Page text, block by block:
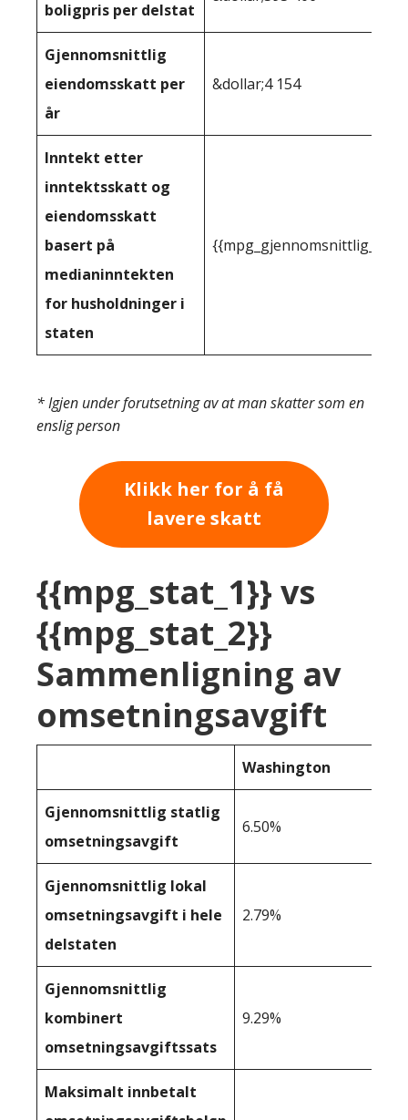
boligpris per delstat
Gjennomsnittlig
eiendomsskatt per
år
&dollar;4 154
Inntekt etter
inntektsskatt og
eiendomsskatt
basert på
medianinntekten
for husholdninger i
staten
* Igjen under forutsetning av at man skatter som en
enslig person
Klikk her for å få
lavere skatt
{{mpg_stat_1}} vs
{{mpg_stat_2}}
Sammenligning av
omsetningsavgift
Washington
Gjennomsnittlig statlig
omsetningsavgift
6.50%
Gjennomsnittlig lokal
omsetningsavgift i hele
delstaten
2.79%
Gjennomsnittlig
kombinert
omsetningsavgiftssats
9.29%
Maksimalt innbetalt